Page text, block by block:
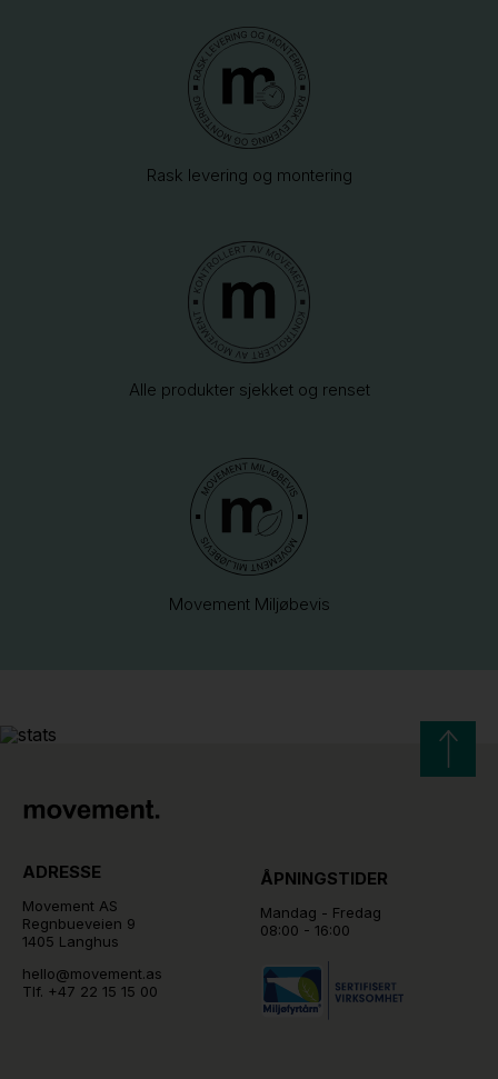
Rask levering og montering
Alle produkter sjekket og renset
Movement Miljøbevis
ADRESSE
Movement AS
Regnbueveien 9
1405 Langhus
hello@movement.as
Tlf. +47 22 15 15 00
ÅPNINGSTIDER
Mandag - Fredag
08:00 - 16:00